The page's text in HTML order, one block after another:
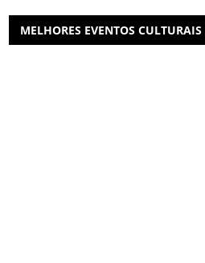
MELHORES EVENTOS CULTURAIS